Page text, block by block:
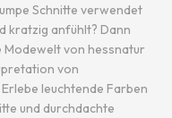
Schnitte verwendet
kratzig anfühlt? Dann
Modewelt von hessnatur
von
leuchtende Farben
und durchdachte